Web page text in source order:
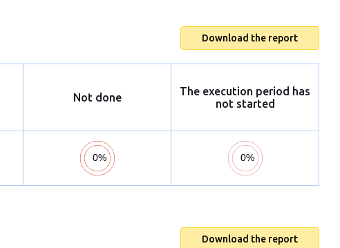
Download the report
Not done
The execution period has
not started
Download the report